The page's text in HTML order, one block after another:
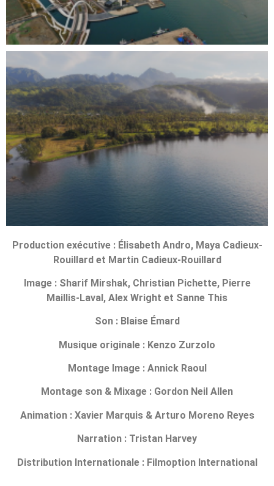
Production exécutive : Élisabeth Andro, Maya Cadieux-
Rouillard et Martin Cadieux-Rouillard
Image : Sharif Mirshak, Christian Pichette, Pierre
Maillis-Laval, Alex Wright et Sanne This
Son : Blaise Émard
Musique originale : Kenzo Zurzolo
Montage Image : Annick Raoul
Montage son & Mixage : Gordon Neil Allen
Animation : Xavier Marquis & Arturo Moreno Reyes
Narration : Tristan Harvey
Distribution Internationale : Filmoption International